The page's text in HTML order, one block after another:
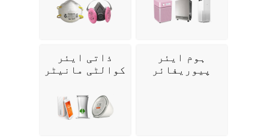
ہوم ایئر
پیوریفائر
ذاتی ایئر
کوالٹی مانیٹر